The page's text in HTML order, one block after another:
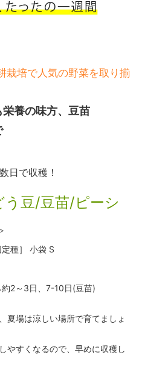
栽培で人気の野菜を取り揃
養の味方、豆苗
日で収穫！
う豆/豆苗/ピーシ
種］ 小袋 S
2～3日、7-10日(豆苗)
夏場は涼しい場所で育てましょ
やすくなるので、早めに収穫し